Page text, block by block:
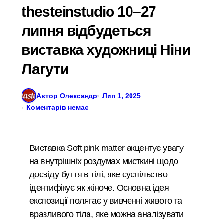
thesteinstudio 10–27
липня відбудеться
виставка художниці Ніни
Лагути
Автор Олександр
Лип 1, 2025
Коментарів немає
Виставка Soft pink matter акцентує увагу
на внутрішніх роздумах мисткині щодо
досвіду буття в тілі, яке суспільство
ідентифікує як жіноче. Основна ідея
експозиції полягає у вивченні живого та
вразливого тіла, яке можна аналізувати